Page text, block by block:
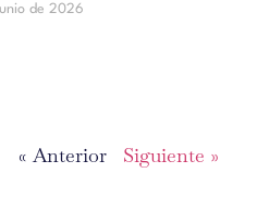
de 2026
« Anterior Siguiente »